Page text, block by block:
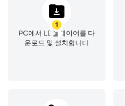
1
PC에서 LD플레이어를 다
운로드 및 설치합니다